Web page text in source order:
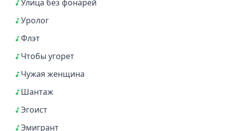
Улица без фонарей
Уролог
Флэт
Чтобы угорет
Чужая женщина
Шантаж
Эгоист
Эмигрант